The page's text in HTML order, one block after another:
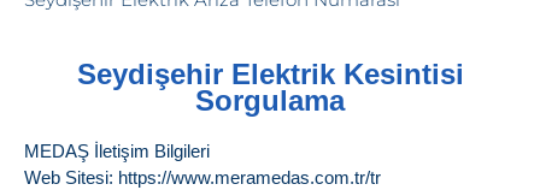
Seydişehir Elektrik Kesintisi
Sorgulama
MEDAŞ İletişim Bilgileri
Web Sitesi: https://www.meramedas.com.tr/tr